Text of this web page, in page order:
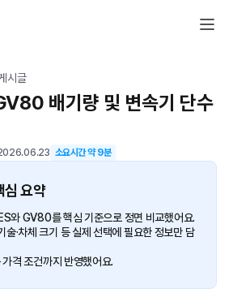
시글
배기량 및 변속기 단수
소요시간 약9분
심 요약
와 GV80를 핵심 기준으로 정면 비교했어요.
술·차체 크기 등 실제 선택에 필요한 정보만 담
격 조건까지 반영했어요.